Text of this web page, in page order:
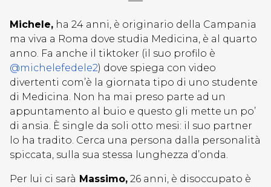
Michele, ha 24 anni, è originario della Campania
ma viva a Roma dove studia Medicina, è al quarto
anno. Fa anche il tiktoker (il suo profilo è
@michelefedele2) dove spiega con video
divertenti com’è la giornata tipo di uno studente
di Medicina. Non ha mai preso parte ad un
appuntamento al buio e questo gli mette un po’
di ansia. È single da soli otto mesi: il suo partner
lo ha tradito. Cerca una persona dalla personalità
spiccata, sulla sua stessa lunghezza d’onda.
Per lui ci sarà Massimo, 26 anni, è disoccupato è